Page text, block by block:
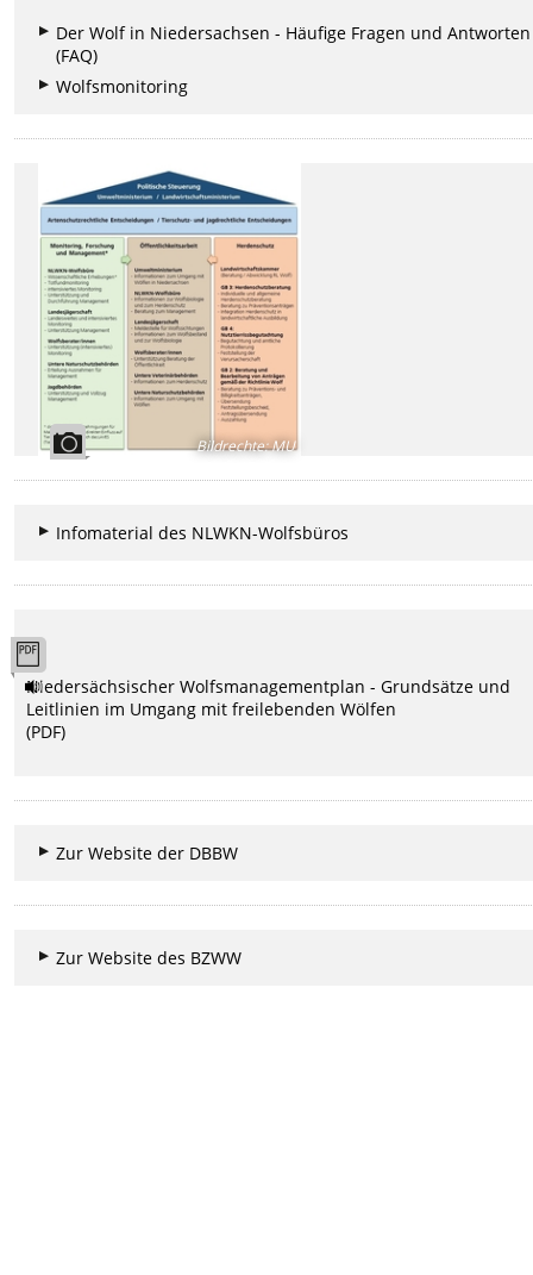
Der Wolf in Niedersachsen - Häufige Fragen und Antworten
(FAQ)
Wolfsmonitoring
Bildrechte:MU
Infomaterial des NLWKN-Wolfsbüros
Niedersächsischer Wolfsmanagementplan - Grundsätze und
Leitlinien im Umgang mit freilebenden Wölfen
(PDF)
Zur Website der DBBW
Zur Website des BZWW